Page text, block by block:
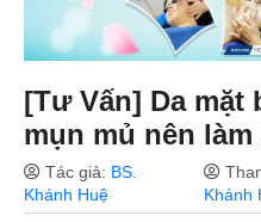
[Tư Vấn] Da mặt
mụn mủ nên làm
Tác giả: BS.
Khánh Huệ
Khánh